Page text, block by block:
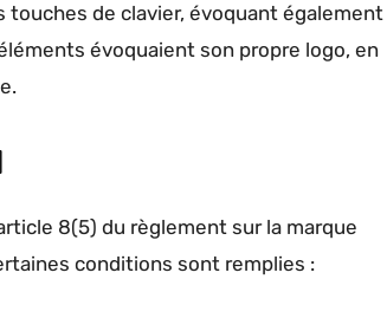
de clavier, évoquant également
évoquaient son propre logo, en
8(5) du règlement sur la marque
conditions sont remplies :